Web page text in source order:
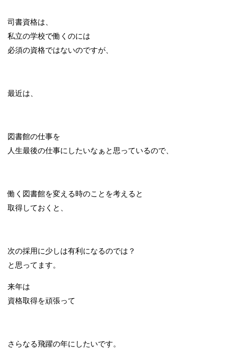
司書資格は、
私立の学校で働くのには
必須の資格ではないのですが、
最近は、
図書館の仕事を
人生最後の仕事にしたいなぁと思っているので、
働く図書館を変える時のことを考えると
取得しておくと、
次の採用に少しは有利になるのでは？
と思ってます。
来年は
資格取得を頑張って
さらなる飛躍の年にしたいです。